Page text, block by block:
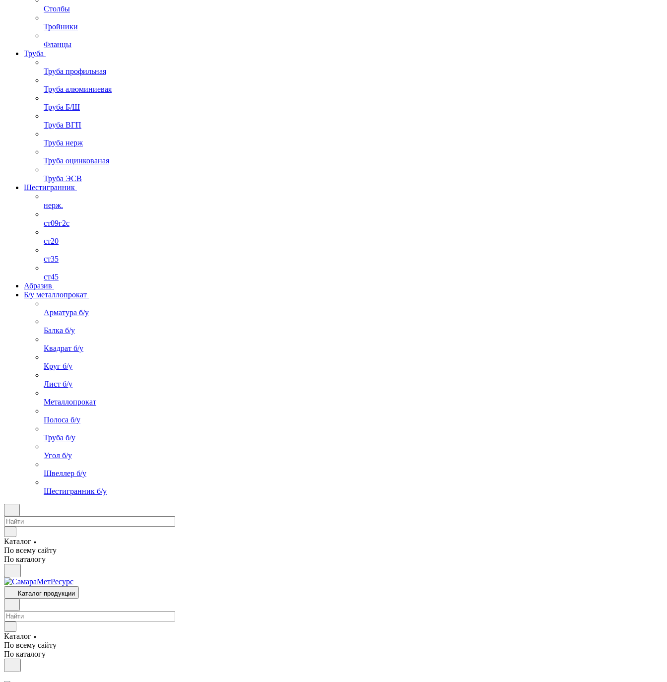
Столбы
Тройники
Фланцы
Труба
Труба профильная
Труба алюминиевая
Труба Б/Ш
Труба ВГП
Труба нерж
Труба оцинкованая
Труба ЭСВ
Шестигранник
нерж.
ст09г2с
ст20
ст35
ст45
Абразив
Б/у металлопрокат
Арматура б/у
Балка б/у
Квадрат б/у
Круг б/у
Лист б/у
Металлопрокат
Полоса б/у
Труба б/у
Угол б/у
Швеллер б/у
Шестигранник б/у
Каталог
По всему сайту
По каталогу
Каталог продукции
Каталог
По всему сайту
По каталогу